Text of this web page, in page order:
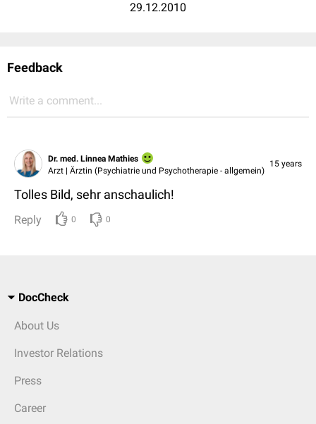
29.12.2010
Feedback
Write a comment...
Dr. med. Linnea Mathies
Arzt | Ärztin (Psychiatrie und Psychotherapie - allgemein)
15 years
Tolles Bild, sehr anschaulich!
Reply 0 0
DocCheck
About Us
Investor Relations
Press
Career